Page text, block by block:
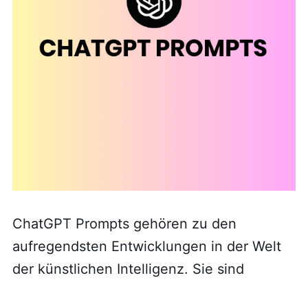
ChatGPT Prompts gehören zu den
aufregendsten Entwicklungen in der Welt
der künstlichen Intelligenz. Sie sind